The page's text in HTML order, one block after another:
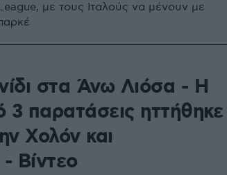
με τους Ιταλούς να μένουν με
στα Άνω Λιόσα - Η
παρατάσεις ηττήθηκε
Χολόν και
Βίντεο